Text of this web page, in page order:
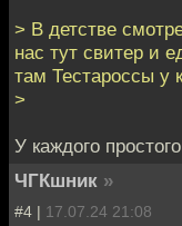
> В детстве
нас тут свитер и
там Тестароссы у
>
У каждого
ЧГКшник »
#4 | 17.07.24 21:08